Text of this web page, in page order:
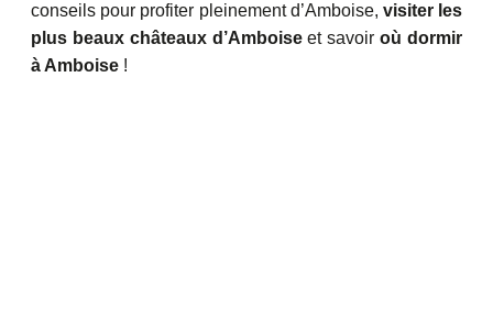
conseils pour profiter pleinement d’Amboise, visiter les
plus beaux châteaux d’Amboiseet savoiroù dormir
à Amboise !